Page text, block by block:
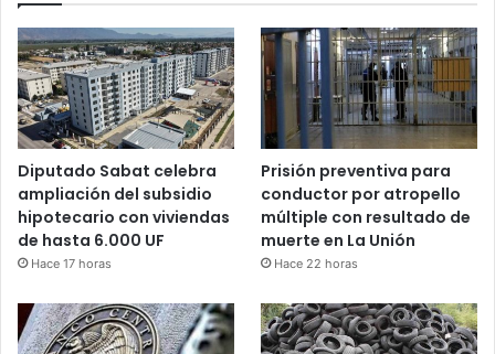
Diputado Sabat celebra
ampliación del subsidio
hipotecario con viviendas
de hasta 6.000 UF
Hace 17 horas
Prisión preventiva para
conductor por atropello
múltiple con resultado de
muerte en La Unión
Hace 22 horas